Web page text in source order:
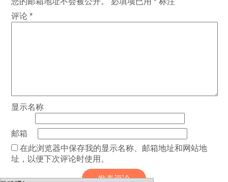
评论*
显示名称
邮箱
在此浏览器中保存我的显示名称、邮箱地址和网站地
址，以便下次评论时使用。